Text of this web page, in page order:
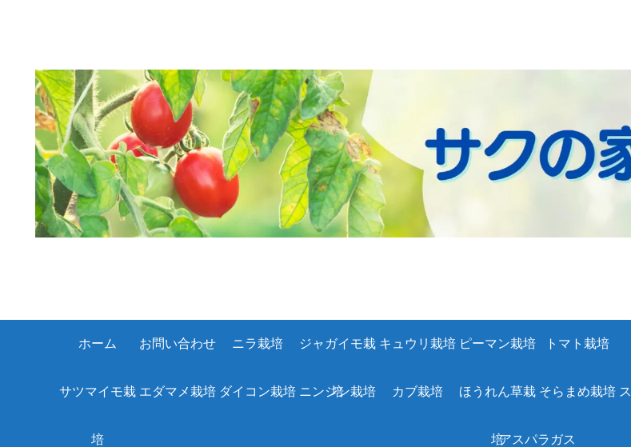
ホーム お問い合わせ ニラ栽培 ジャガイモ栽
培
キュウリ栽培 ピーマン栽培 トマト栽培
サツマイモ栽
培
エダマメ栽培 ダイコン栽培 ニンジン栽培 カブ栽培 ほうれん草栽
培
そらまめ栽培
アスパラガス